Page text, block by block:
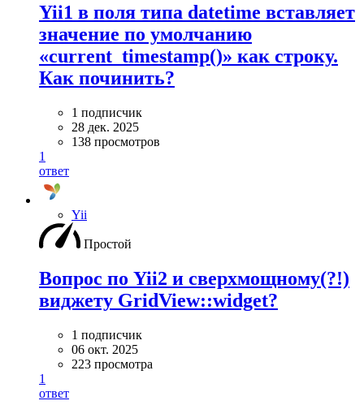
Yii1 в поля типа datetime вставляет
значение по умолчанию
«current_timestamp()» как строку.
Как починить?
1 подписчик
28 дек. 2025
138 просмотров
1
ответ
Yii
Простой
Вопрос по Yii2 и сверхмощному(?!)
виджету GridView::widget?
1 подписчик
06 окт. 2025
223 просмотра
1
ответ